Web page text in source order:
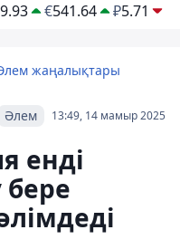
€541.64 ₽5.71
жаңалықтары
13:49, 14 мамыр 2025
Әлем
енді